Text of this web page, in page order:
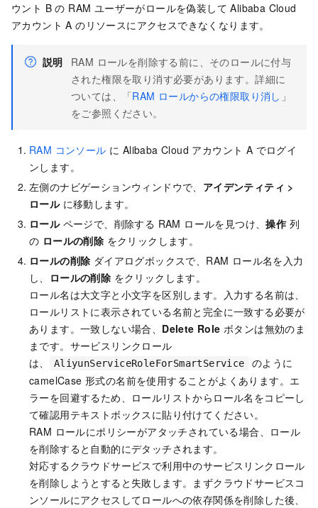
ウント B の RAM ユーザーがロールを偽装して Alibaba Cloud
アカウント A のリソースにアクセスできなくなります。
説明
RAM ロールを削除する前に、そのロールに付与
された権限を取り消す必要があります。詳細に
ついては、「RAM ロールからの権限取り消し 」
をご参照ください。
RAM コンソール に Alibaba Cloud アカウント A でログイ
ンします。
左側のナビゲーションウィンドウで、 アイデンティティ >
ロールに移動します。
ロールページで、削除する RAM ロールを見つけ、操作 列
の ロールの削除 をクリックします。
ロールの削除 ダイアログボックスで、RAM ロール名を入力
し、
ロールの削除 をクリックします。
ロール名は大文字と小文字を区別します。入力する名前は、
ロールリストに表示されている名前と完全に一致する必要が
あります。一致しない場合、 Delete Role ボタンは無効のま
まです。サービスリンクロール
は、
AliyunServiceRoleForSmartService
のように
camelCase 形式の名前を使用することがよくあります。エ
ラーを回避するため、ロールリストからロール名をコピーし
て確認用テキストボックスに貼り付けてください。
RAM ロールにポリシーがアタッチされている場合、ロール
を削除すると自動的にデタッチされます。
対応するクラウドサービスで利用中のサービスリンクロール
を削除しようとすると失敗します。まずクラウドサービスコ
ンソールにアクセスしてロールへの依存関係を削除した後、